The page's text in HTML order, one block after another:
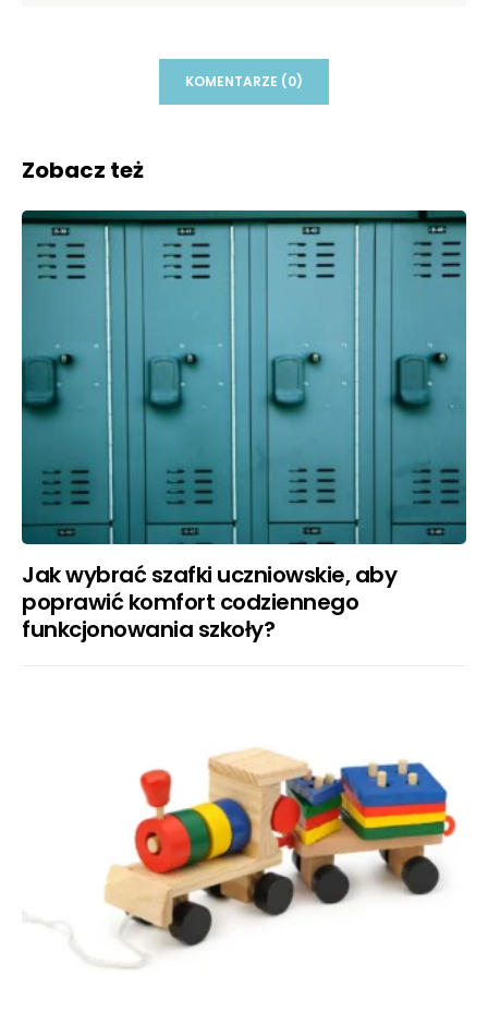
KOMENTARZE (0)
Zobacz też
Jak wybrać szafki uczniowskie, aby
poprawić komfort codziennego
funkcjonowania szkoły?